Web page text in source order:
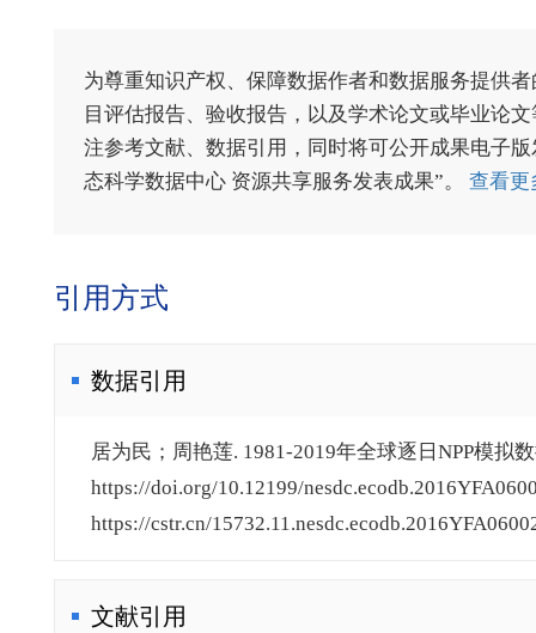
为尊重知识产权、保障数据作者和数据服务提供
目评估报告、验收报告，以及学术论文或毕业论
注参考文献、数据引用，同时将可公开成果电子
态科学数据中心 资源共享服务发表成果”。 查看
引用方式
数据引用
居为民；周艳莲. 1981-2019年全球逐日NPP模拟
https://doi.org/10.12199/
https://cstr.cn/
文献引用